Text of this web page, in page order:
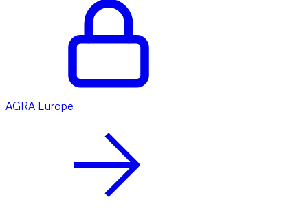
AGRA Europe